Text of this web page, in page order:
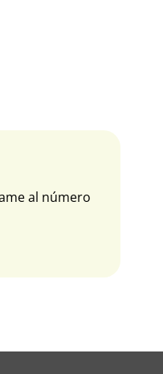
al número